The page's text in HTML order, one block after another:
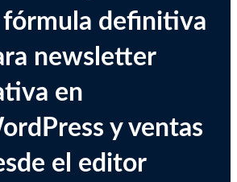
fórmula definitiva
newsletter
en
y ventas
el editor